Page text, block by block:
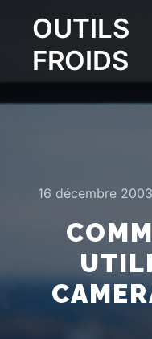
OUTILS
FROIDS
16 décembre 2003